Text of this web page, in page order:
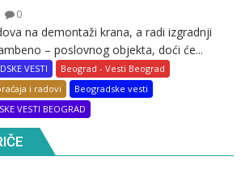
0
na demontaži krana, a radi izgradnji
– poslovnog objekta, doći će...
VESTI
Beograd - Vesti Beograd
i radovi
Beogradske vesti
VESTI BEOGRAD